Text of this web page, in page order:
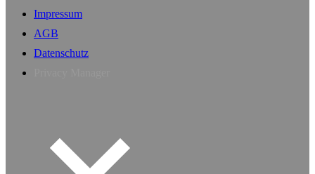
Impressum
AGB
Datenschutz